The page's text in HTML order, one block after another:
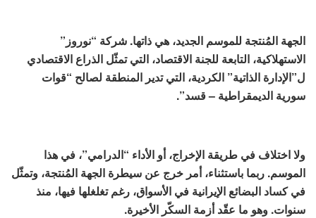
الجهة المُنتجة للموسم الجديد، هي ذاتها. شركة “نوروز”
الاستهلاكية، التابعة للجنة الاقتصاد، التي تمثّل الذراع الاقتصادي
ل”الإدارة الذاتية” الكردية، التي تدير المنطقة لصالح “قوات
سورية الديمقراطية – قسد”.
ولا اختلاف في طريقة الإخراج، أو الأداء “الدرامي”، في هذا
الموسم. ربما باستثناء، أمر خرج عن سيطرة الجهة المُنتجة، وتمثّل
في كساد البضائع الإيرانية في الأسواق، رغم تغلغلها فيها، منذ
سنوات. وهو ما عقّد أزمة السكّر الأخيرة.